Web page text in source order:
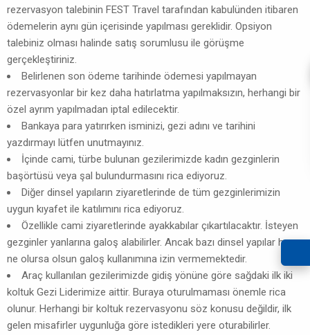
rezervasyon talebinin FEST Travel tarafından kabulünden itibaren
ödemelerin aynı gün içerisinde yapılması gereklidir. Opsiyon
talebiniz olması halinde satış sorumlusu ile görüşme
gerçekleştiriniz.
Belirlenen son ödeme tarihinde ödemesi yapılmayan
rezervasyonlar bir kez daha hatırlatma yapılmaksızın, herhangi bir
özel ayrım yapılmadan iptal edilecektir.
Bankaya para yatırırken isminizi, gezi adını ve tarihini
yazdırmayı lütfen unutmayınız.
İçinde cami, türbe bulunan gezilerimizde kadın gezginlerin
başörtüsü veya şal bulundurmasını rica ediyoruz.
Diğer dinsel yapıların ziyaretlerinde de tüm gezginlerimizin
uygun kıyafet ile katılımını rica ediyoruz.
Özellikle cami ziyaretlerinde ayakkabılar çıkartılacaktır. İsteyen
gezginler yanlarına galoş alabilirler. Ancak bazı dinsel yapılar her
ne olursa olsun galoş kullanımına izin vermemektedir.
Araç kullanılan gezilerimizde gidiş yönüne göre sağdaki ilk iki
koltuk Gezi Liderimize aittir. Buraya oturulmaması önemle rica
olunur. Herhangi bir koltuk rezervasyonu söz konusu değildir, ilk
gelen misafirler uygunluğa göre istedikleri yere oturabilirler.